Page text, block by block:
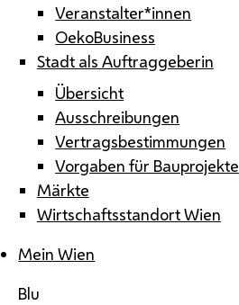
Veranstalter*innen
OekoBusiness
Stadt als Auftraggeberin
Übersicht
Ausschreibungen
Vertragsbestimmungen
Vorgaben für Bauprojekte
Märkte
Wirtschaftsstandort Wien
Mein Wien
Blu